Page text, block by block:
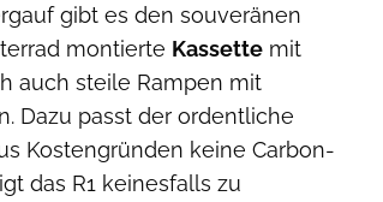
gibt es den souveränen
montierte Kassette mit
auch steile Rampen mit
Dazu passt der ordentliche
Kostengründen keine Carbon-
das R1 keinesfalls zu